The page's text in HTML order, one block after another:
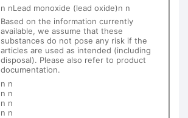
n nLead monoxide (lead oxide)n n
Based on the information currently
available, we assume that these
substances do not pose any risk if the
articles are used as intended (including
disposal). Please also refer to product
documentation.
n n
n n
n n
n n